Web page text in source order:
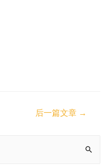
后一篇文章 →